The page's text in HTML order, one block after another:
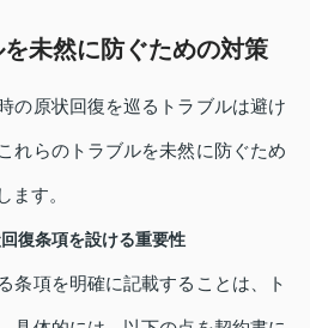
未然に防ぐための対策
の原状回復を巡るトラブルは避け
れらのトラブルを未然に防ぐため
ます。
復条項を設ける重要性
条項を明確に記載することは、ト